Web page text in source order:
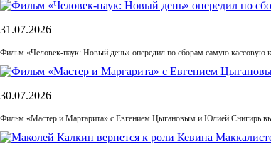
31.07.2026
Фильм «Человек-паук: Новый день» опередил по сборам самую кассовую
30.07.2026
Фильм «Мастер и Маргарита» с Евгением Цыгановым и Юлией Снигирь